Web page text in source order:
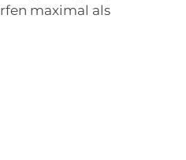
maximal als